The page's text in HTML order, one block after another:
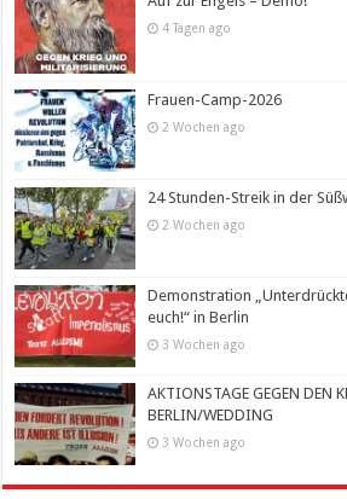
4 Tagen ago
Frauen-Camp-2026
2 Wochen ago
24 Stunden-Streik in der
2 Wochen ago
Demonstration
euch!“ in Berlin
3 Wochen ago
AKTIONSTAGE GEGEN DEN
BERLIN/WEDDING
3 Wochen ago